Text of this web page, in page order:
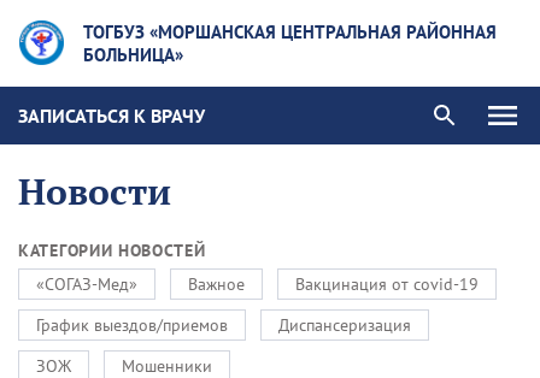
ТОГБУЗ «МОРШАНСКАЯ ЦЕНТРАЛЬНАЯ РАЙОННАЯ
БОЛЬНИЦА»
ЗАПИСАТЬСЯ К ВРАЧУ
Новости
КАТЕГОРИИ НОВОСТЕЙ
«СОГАЗ-Мед»
Важное
Вакцинация от covid-19
График выездов/приемов
Диспансеризация
ЗОЖ
Мошенники